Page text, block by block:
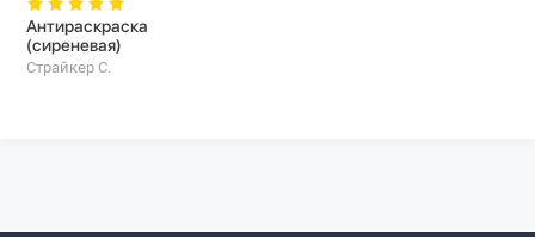
Антираскраска
(сиреневая)
Страйкер С.